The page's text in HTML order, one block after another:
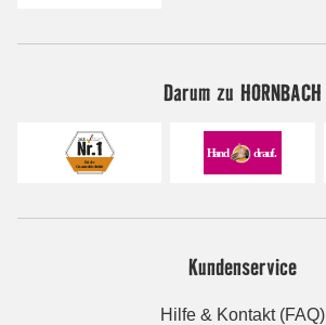
Darum zu HORNBACH
Kundenservice
Hilfe & Kontakt (FAQ)